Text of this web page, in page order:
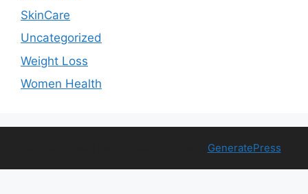
SkinCare
Uncategorized
Weight Loss
Women Health
GeneratePress